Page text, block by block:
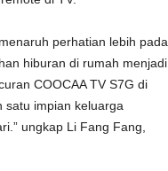
perhatian lebih pada
hiburan di rumah menjadi
COOCAA TV S7G di
satu impian keluarga
ungkap Li Fang Fang,